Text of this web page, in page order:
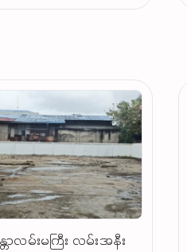
ာလမ်းမကြီး လမ်းအနီး